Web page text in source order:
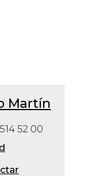
Martín
52 00